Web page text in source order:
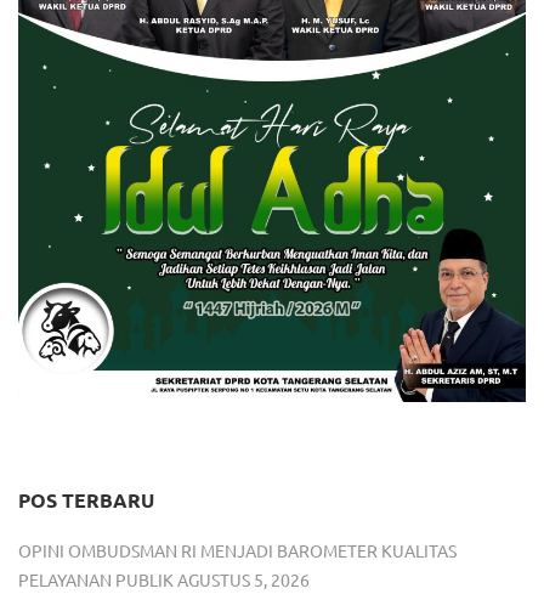
POS TERBARU
OPINI OMBUDSMAN RI MENJADI BAROMETER KUALITAS
PELAYANAN PUBLIK AGUSTUS 5, 2026